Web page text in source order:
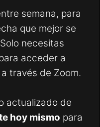
semana, para
que mejor se
necesitas
acceder a
través de Zoom.
actualizado de
hoy mismo para